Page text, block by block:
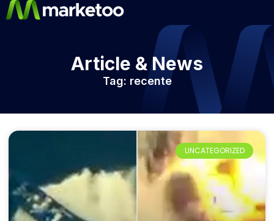
Article & News
Tag: recente
UNCATEGORIZED